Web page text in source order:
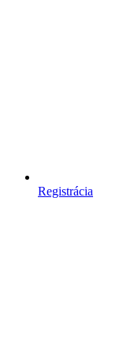
Registrácia